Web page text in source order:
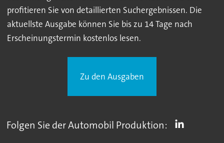
profitieren Sie von detaillierten Suchergebnissen. Die
aktuellste Ausgabe können Sie bis zu 14 Tage nach
Erscheinungstermin kostenlos lesen.
Zu den Ausgaben
Folgen Sie der Automobil Produktion: